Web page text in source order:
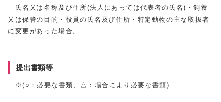
氏名又は名称及び住所(法人にあっては代表者の氏名)・飼養
又は保管の目的・役員の氏名及び住所・特定動物の主な取扱者
に変更があった場合。
提出書類等
※(○：必要な書類、△：場合により必要な書類)